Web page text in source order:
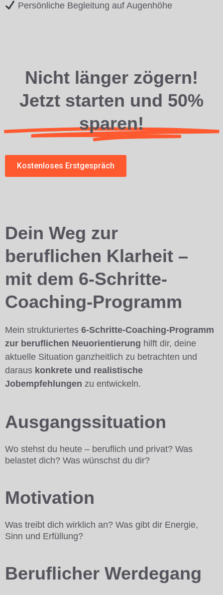
Persönliche Begleitung auf Augenhöhe
Nicht länger zögern!
Jetzt starten und 50%
sparen!
Kostenloses Erstgespräch
Dein Weg zur
beruflichen Klarheit –
mit dem 6-Schritte-
Coaching-Programm
Mein strukturiertes 6-Schritte-Coaching-Programm
zur beruflichen Neuorientierung hilft dir, deine
aktuelle Situation ganzheitlich zu betrachten und
daraus konkrete und realistische
Jobempfehlungen zu entwickeln.
Ausgangssituation
Wo stehst du heute – beruflich und privat? Was
belastet dich? Was wünschst du dir?
Motivation
Was treibt dich wirklich an? Was gibt dir Energie,
Sinn und Erfüllung?
Beruflicher Werdegang